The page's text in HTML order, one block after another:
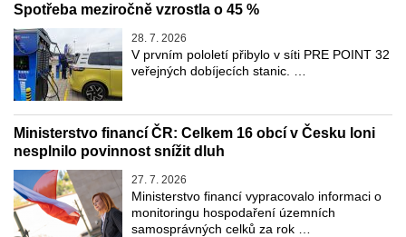
Spotřeba meziročně vzrostla o 45 %
28. 7. 2026
V prvním pololetí přibylo v síti PRE POINT 32
veřejných dobíjecích stanic. …
Ministerstvo financí ČR: Celkem 16 obcí v Česku loni
nesplnilo povinnost snížit dluh
27. 7. 2026
Ministerstvo financí vypracovalo informaci o
monitoringu hospodaření územních
samosprávných celků za rok …